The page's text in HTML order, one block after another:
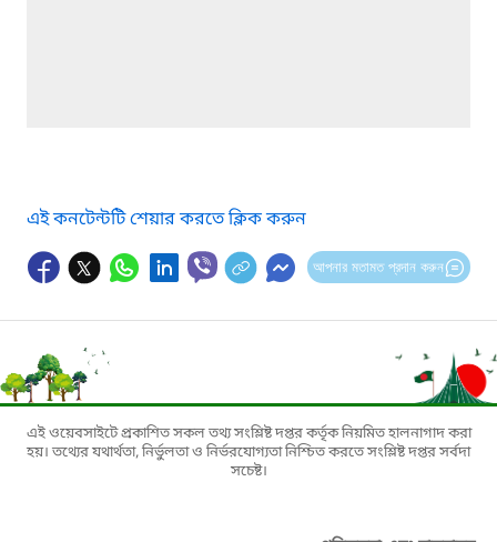
এই কনটেন্টটি শেয়ার করতে ক্লিক করুন
আপনার মতামত প্রদান করুন
এই ওয়েবসাইটে প্রকাশিত সকল তথ্য সংশ্লিষ্ট দপ্তর কর্তৃক নিয়মিত হালনাগাদ করা
হয়। তথ্যের যথার্থতা, নির্ভুলতা ও নির্ভরযোগ্যতা নিশ্চিত করতে সংশ্লিষ্ট দপ্তর সর্বদা
সচেষ্ট।